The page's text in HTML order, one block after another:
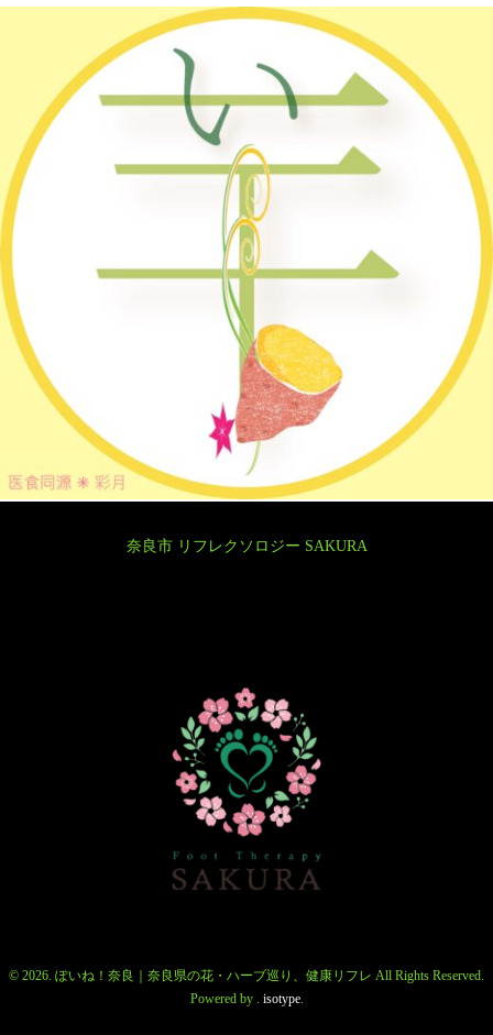
奈良市 リフレクソロジー SAKURA
© 2026. ぽいね！奈良｜奈良県の花・ハーブ巡り、健康リフレ All Rights Reserved.
Powered by . isotype.